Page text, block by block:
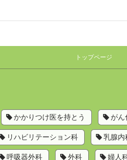
トップページ
かかりつけ医を持とう がん
リハビリテーション科 乳腺内
呼吸器外科 外科 婦人